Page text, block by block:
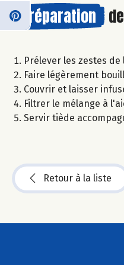
Préparation
Prélever les zestes
Faire légèrement
Couvrir et laisser
Filtrer le mélange à
Servir tiède
Retour à la liste